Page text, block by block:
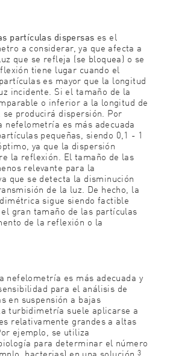
partículas dispersas es el
a considerar, ya que afecta a
que se refleja (se bloquea) o se
tiene lugar cuando el
es mayor que la longitud
incidente. Si el tamaño de la
o inferior a la longitud de
se producirá dispersión. Por
nefelometría es más adecuada
pequeñas, siendo 0,1 - 1
ya que la dispersión
la reflexión. El tamaño de las
relevante para la
que se detecta la disminución
de la luz. De hecho, la
sigue siendo factible
gran tamaño de las partículas
de la reflexión o la
nefelometría es más adecuada y
para el análisis de
en suspensión a bajas
turbidimetría suele aplicarse a
relativamente grandes a altas
ejemplo, se utiliza
para determinar el número
3